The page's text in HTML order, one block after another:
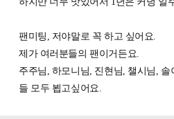
팬미팅, 저야말로 꼭 하고 싶어요.
제가 여러분들의 팬이거든요.
주주님, 하모니님, 진현님, 챌시님,
들 모두 뵙고싶어요.